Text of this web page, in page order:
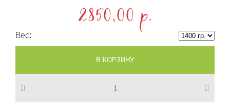
2850,00 p.
Вес